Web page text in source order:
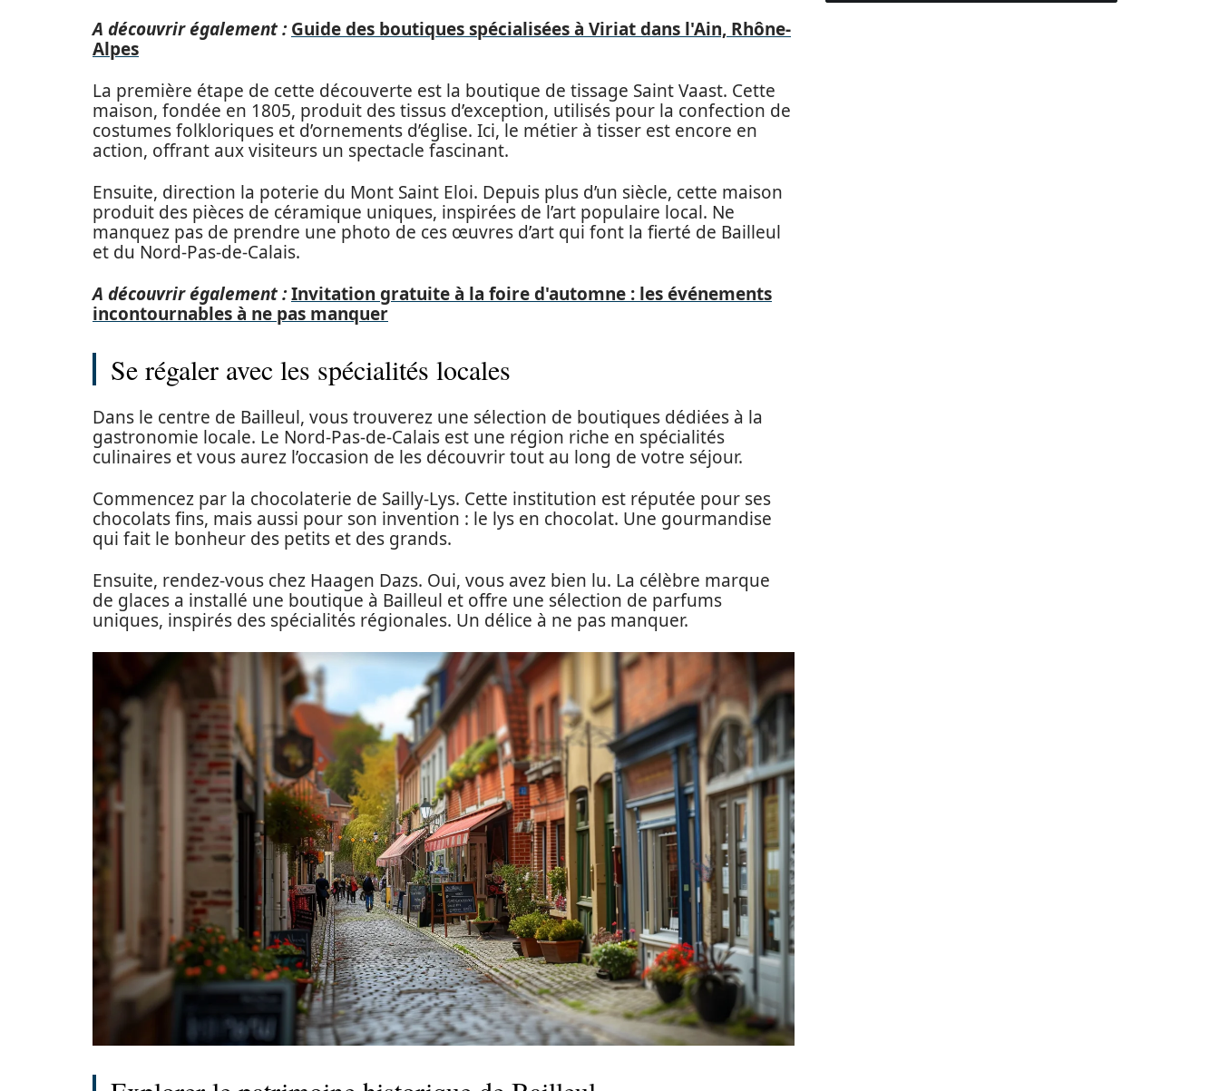
A découvrir également : Guide des boutiques spécialisées à Viriat dans l'Ain, Rhône-
Alpes
La première étape de cette découverte est la boutique de tissage Saint Vaast. Cette
maison, fondée en 1805, produit des tissus d’exception, utilisés pour la confection de
costumes folkloriques et d’ornements d’église. Ici, le métier à tisser est encore en
action, offrant aux visiteurs un spectacle fascinant.
Ensuite, direction la poterie du Mont Saint Eloi. Depuis plus d’un siècle, cette maison
produit des pièces de céramique uniques, inspirées de l’art populaire local. Ne
manquez pas de prendre une photo de ces œuvres d’art qui font la fierté de Bailleul
et du Nord-Pas-de-Calais.
A découvrir également :Invitation gratuite à la foire d'automne : les événements
incontournables à ne pas manquer
Se régaler avec les spécialités locales
Dans le centre de Bailleul, vous trouverez une sélection de boutiques dédiées à la
gastronomie locale. Le Nord-Pas-de-Calais est une région riche en spécialités
culinaires et vous aurez l’occasion de les découvrir tout au long de votre séjour.
Commencez par la chocolaterie de Sailly-Lys. Cette institution est réputée pour ses
chocolats fins, mais aussi pour son invention : le lys en chocolat. Une gourmandise
qui fait le bonheur des petits et des grands.
Ensuite, rendez-vous chez Haagen Dazs. Oui, vous avez bien lu. La célèbre marque
de glaces a installé une boutique à Bailleul et offre une sélection de parfums
uniques, inspirés des spécialités régionales. Un délice à ne pas manquer.